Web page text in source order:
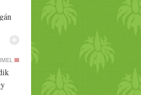
is
és